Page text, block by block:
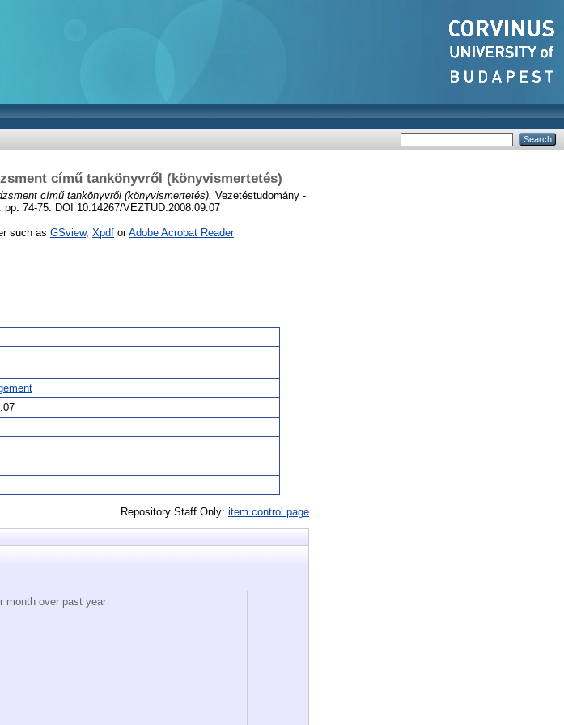
című tankönyvről (könyvismertetés)
című tankönyvről (könyvismertetés). Vezetéstudomány -
74-75. DOI 10.14267/VEZTUD.2008.09.07
such as GSview, Xpdf orAdobe Acrobat Reader
Repository Staff Only: item control page
month over past year